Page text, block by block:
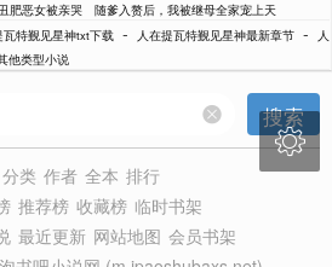
肥恶女被亲哭
随爹入赘后，我被继母全家宠上天
瓦特觐见星神txt下载 - 人在提瓦特觐见星神最新章节 -
人
他类型小说
搜索
分类 作者 全本 排行
推荐榜 收藏榜 临时书架
最近更新 网站地图 会员书架
